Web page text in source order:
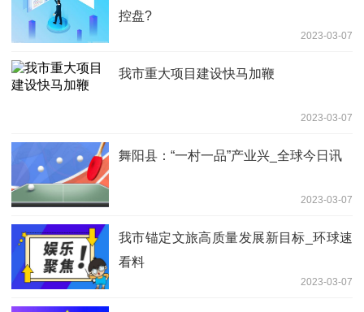
控盘?
2023-03-07
我市重大项目建设快马加鞭
2023-03-07
舞阳县：“一村一品”产业兴_全球今日讯
2023-03-07
我市锚定文旅高质量发展新目标_环球速
看料
2023-03-07